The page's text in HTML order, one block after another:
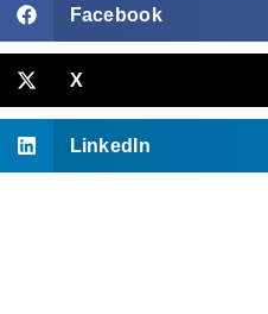
Facebook
X
LinkedIn